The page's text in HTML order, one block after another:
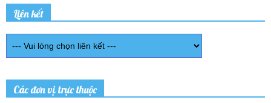
Liên kết
Các đơn vị trực thuộc